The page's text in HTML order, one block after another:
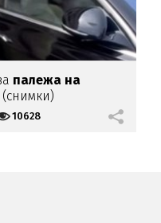
палежа на
(снимки)
10628